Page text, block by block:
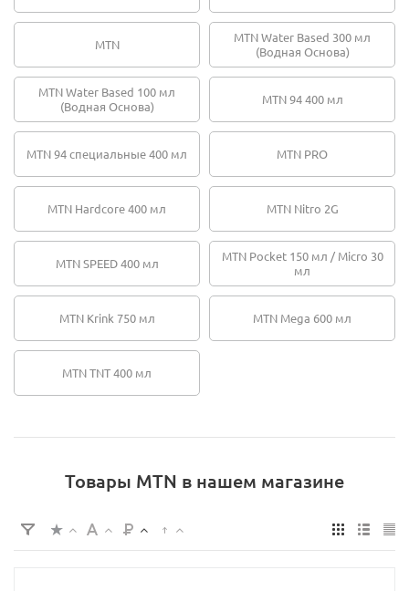
MTN
MTN Water Based 300 мл
(Водная Основа)
MTN Water Based 100 мл
(Водная Основа)
MTN 94 400 мл
MTN 94 специальные 400 мл MTN PRO
MTN Hardcore 400 мл MTN Nitro 2G
MTN SPEED 400 мл
MTN Pocket 150 мл / Micro 30
мл
MTN Krink 750 мл MTN Mega 600 мл
MTN TNT 400 мл
Товары MTN в нашем магазине